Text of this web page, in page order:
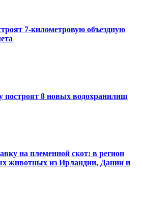
7-километровую объездную
построят 8 новых водохранилищ
на племенной скот: в регион
животных из Ирландии, Дании и